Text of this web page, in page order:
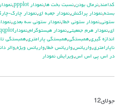
کدامند,نرمال بودن,نسبت بخت ها,نمودار ppplot ,
بسته,نمودار پراكنش,نمودار جعبه اي,نمودار چارك-
ستوني,نمودار ستوني خطا,نمودار ستوني سه بعدي,
اي,نمودار هرم جمعيتي,نمودار هيستوگرام,نمودارqqplot
اندازه گيري,همبستگي,همبستگي پارامتري,همبستگي
ناپارامتري,واريانس,واريانس خطا,واريانس ويژه,والر
در اس پي اس اس,ويرايش نمودار
جولای12